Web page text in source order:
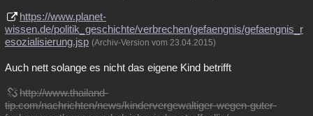
https://www.planet-
wissen.de/politik_geschichte/verbrechen/gefaengnis/gefaengnis_r
esozialisierung.jsp (Archiv-Version vom 23.04.2015)
Auch nett solange es nicht das eigene Kind betrifft
http://www.thailand-
tip.com/nachrichten/news/kindervergewaltiger-wegen-guter-